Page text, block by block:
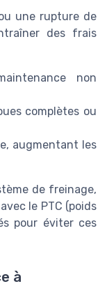
une rupture de
des frais
non
complètes ou
augmentant les
de freinage,
le PTC (poids
pour éviter ces
à